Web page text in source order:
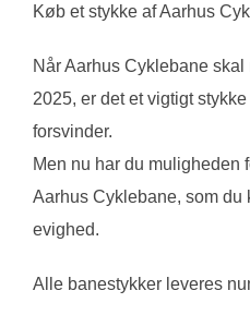
Køb et stykke af Aarhus
Når Aarhus Cyklebane
2025, er det et vigtigt
forsvinder.
Men nu har du muligheden
Aarhus Cyklebane, som du
evighed.
Alle banestykker leveres